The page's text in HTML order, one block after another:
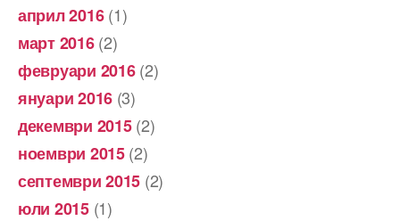
април 2016(1)
март 2016(2)
февруари 2016(2)
януари 2016 (3)
декември 2015(2)
ноември 2015(2)
септември 2015 (2)
юли 2015(1)